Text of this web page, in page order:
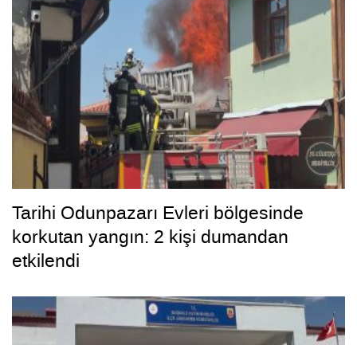
Tarihi Odunpazarı Evleri bölgesinde
korkutan yangın: 2 kişi dumandan
etkilendi